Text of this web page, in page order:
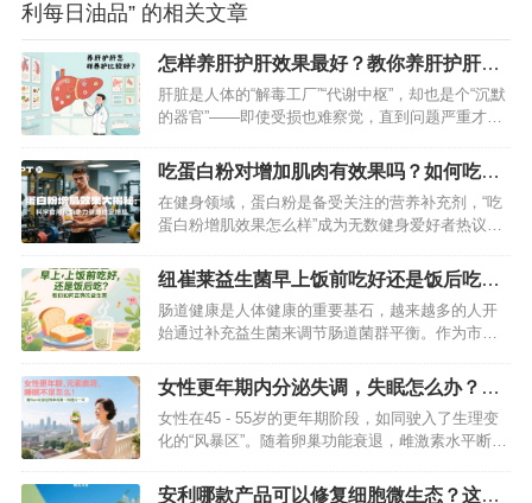
利每日油品” 的相关文章
怎样养肝护肝效果最好？教你养肝护肝的
方法
肝脏是人体的“解毒工厂”“代谢中枢”，却也是个“沉默
的器官”——即使受损也难察觉，直到问题严重才会
“早养护”。今天分享一套科学易懂的养肝护肝方法，
从饮食、作息、情绪到习惯，全方位守护肝脏健康
～…
吃蛋白粉对增加肌肉有效果吗？如何吃才
能健康稳定的增长肌肉
在健身领域，蛋白粉是备受关注的营养补充剂，“吃
蛋白粉增肌效果怎么样”成为无数健身爱好者热议的
用实现健康稳定的肌肉增长？本文将为你详细解
读。…
纽崔莱益生菌早上饭前吃好还是饭后吃？
教你如何正确吃益生菌
肠道健康是人体健康的重要基石，越来越多的人开
始通过补充益生菌来调节肠道菌群平衡。作为市场
用方法备受关注。尤其是关于它应该在早上饭前吃
还是饭后吃的问题，许多人存在疑惑。接下来，我
们就深入探讨这个问题，帮助你掌握科学服用益生
菌的方法，让纽崔莱益生菌更好地发挥功…
女性更年期内分泌失调，失眠怎么办？用
纽崔莱更年期保养片来改善
女性在45 - 55岁的更年期阶段，如同驶入了生理变
化的“风暴区”。随着卵巢功能衰退，雌激素水平断崖
不安等症状接踵而至，而最令人困扰的，莫过于长
安利哪款产品可以修复细胞微生态？这款